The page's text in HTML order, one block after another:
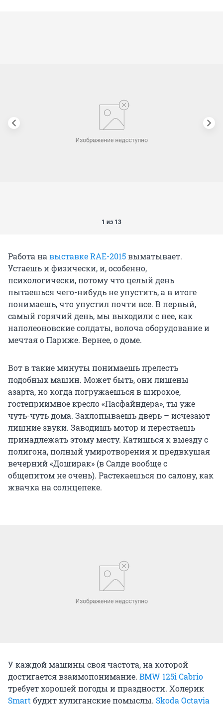
1 из 13
Работа навыставке RAE-2015выматывает.
Устаешь и физически, и, особенно,
психологически, потому что целый день
пытаешься чего-нибудь не упустить, а в итоге
понимаешь, что упустил почти все. В первый,
самый горячий день, мы выходили с нее, как
наполеоновские солдаты, волоча оборудование и
мечтая о Париже. Вернее, о доме.
Вот в такие минуты понимаешь прелесть
подобных машин. Может быть, они лишены
азарта, но когда погружаешься в широкое,
гостеприимное кресло «Пасфайндера», ты уже
чуть-чуть дома. Захлопываешь дверь – исчезают
лишние звуки. Заводишь мотор и перестаешь
принадлежать этому месту. Катишься к выезду с
полигона, полный умиротворения и предвкушая
вечерний «Доширак» (в Салде вообще с
общепитом не очень). Растекаешься по салону, как
жвачка на солнцепеке.
У каждой машины своя частота, на которой
достигается взаимопонимание. BMW 125i Cabrio
требует хорошей погоды и праздности. Холерик
Smart будит хулиганские помыслы. Skoda Octavia